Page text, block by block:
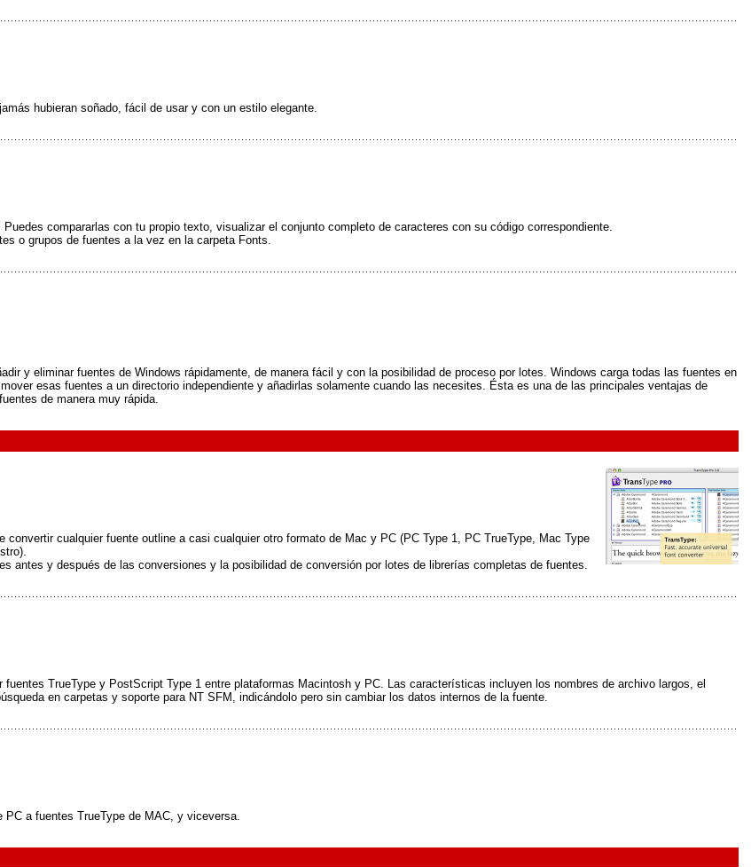
hubieran soñado, fácil de usar y con un estilo elegante.
compararlas con tu propio texto, visualizar el conjunto completo de caracteres con su código correspondiente.
o grupos de fuentes a la vez en la carpeta Fonts.
y eliminar fuentes de Windows rápidamente, de manera fácil y con la posibilidad de proceso por lotes. Windows carga todas las fuentes en
esas fuentes a un directorio independiente y añadirlas solamente cuando las necesites. Ésta es una de las principales ventajas de
de manera muy rápida.
cualquier fuente outline a casi cualquier otro formato de Mac y PC (PC Type 1, PC TrueType, Mac Type
antes y después de las conversiones y la posibilidad de conversión por lotes de librerías completas de fuentes.
TrueType y PostScript Type 1 entre plataformas Macintosh y PC. Las características incluyen los nombres de archivo largos, el
en carpetas y soporte para NT SFM, indicándolo pero sin cambiar los datos internos de la fuente.
a fuentes TrueType de MAC, y viceversa.